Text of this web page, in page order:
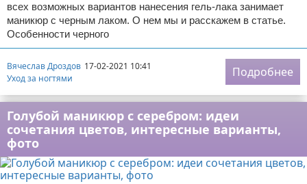
всех возможных вариантов нанесения гель-лака занимает
маникюр с черным лаком. О нем мы и расскажем в статье.
Особенности черного
Вячеслав Дроздов 17-02-2021 10:41
Уход за ногтями
Подробнее
Голубой маникюр с серебром: идеи
сочетания цветов, интересные варианты,
фото